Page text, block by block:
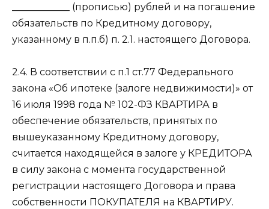
____________ (прописью) рублей и на погашение
обязательств по Кредитному договору,
указанному в п.п.б) п. 2.1. настоящего Договора.
2.4. В соответствии с п.1 ст.77 Федерального
закона «Об ипотеке (залоге недвижимости)» от
16 июля 1998 года № 102-ФЗ КВАРТИРА в
обеспечение обязательств, принятых по
вышеуказанному Кредитному договору,
считается находящейся в залоге у КРЕДИТОРА
в силу закона с момента государственной
регистрации настоящего Договора и права
собственности ПОКУПАТЕЛЯ на КВАРТИРУ.